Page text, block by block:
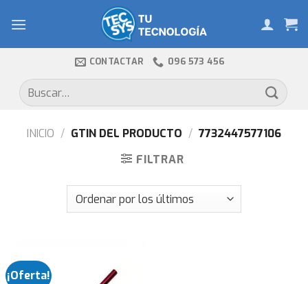
CONTACTAR 096 573 456
Buscar
por:
INICIO / GTIN DEL PRODUCTO / 7732447577106
FILTRAR
¡Oferta!